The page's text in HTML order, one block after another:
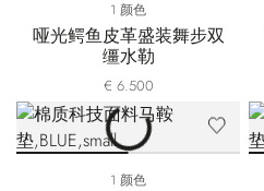
1 颜色
哑光鳄鱼皮革盛装舞步双
缰水勒
€ 6.500
1 颜色